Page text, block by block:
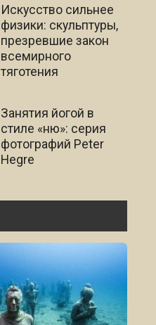
Искусство сильнее
физики: скульптуры,
презревшие закон
всемирного
тяготения
Занятия йогой в
стиле «ню»: серия
фотографий Peter
Hegre